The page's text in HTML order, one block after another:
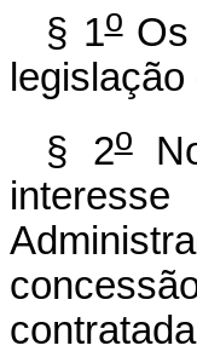
§ 1o
§ 2o